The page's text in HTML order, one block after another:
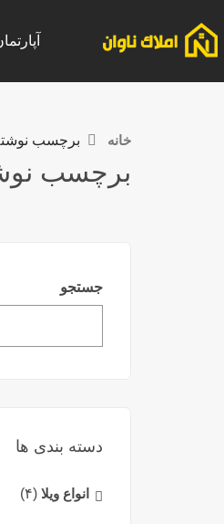
خانه برچسب
برچسب
جستجو
دسته بندی ها
انواع ویلا (۴)